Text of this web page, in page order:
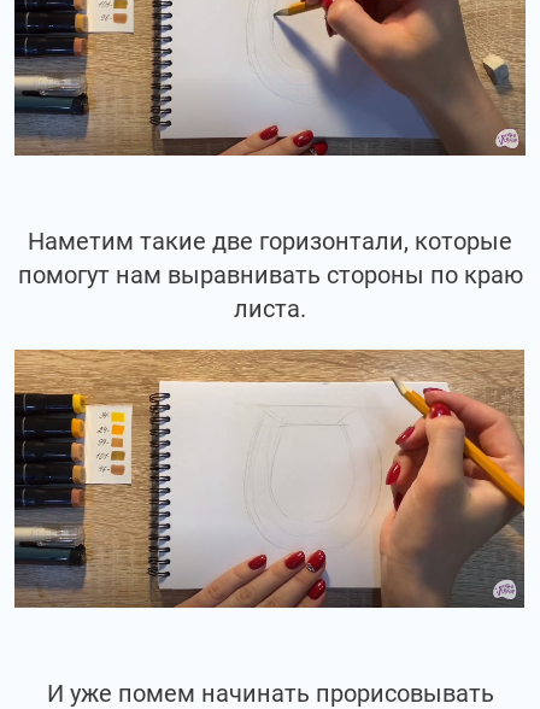
Наметим такие две горизонтали, которые
помогут нам выравнивать стороны по краю
листа.
И уже помем начинать прорисовывать